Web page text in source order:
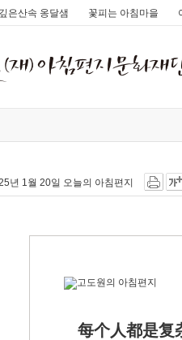
깊은산속 옹달샘 꽃피는 아침마을
년 1월 20일 오늘의 아침편지
每个人都是复